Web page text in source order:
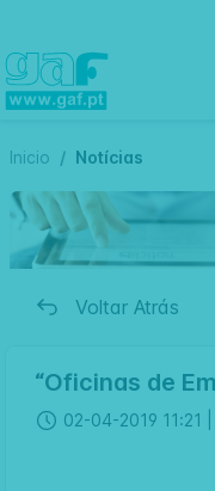
Inicio Notícias
Voltar Atrás
“Oficinas de
02-04-2019 11:21 |